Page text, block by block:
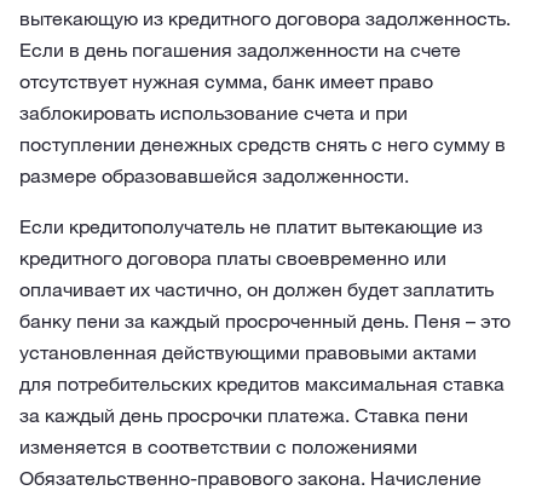
вытекающую из кредитного договора задолженность.
Если в день погашения задолженности на счете
отсутствует нужная сумма, банк имеет право
заблокировать использование счета и при
поступлении денежных средств снять с него сумму в
размере образовавшейся задолженности.
Если кредитополучатель не платит вытекающие из
кредитного договора платы своевременно или
оплачивает их частично, он должен будет заплатить
банку пени за каждый просроченный день. Пеня – это
установленная действующими правовыми актами
для потребительских кредитов максимальная ставка
за каждый день просрочки платежа. Ставка пени
изменяется в соответствии с положениями
Обязательственно-правового закона. Начисление